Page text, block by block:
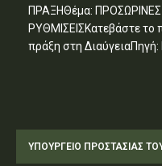
ΠΡΑΞΗΘέμα:
ΡΥΘΜΙΣΕΙΣΚατεβάστε το
πράξη στη ΔιαύγειαΠηγή:
ΥΠΟΥΡΓΕΊΟ ΠΡΟΣΤΑΣΊΑΣ